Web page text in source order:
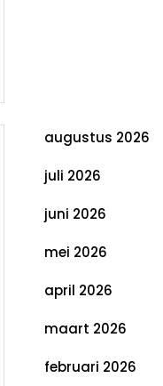
augustus 2026
juli 2026
juni 2026
mei 2026
april 2026
maart 2026
februari 2026